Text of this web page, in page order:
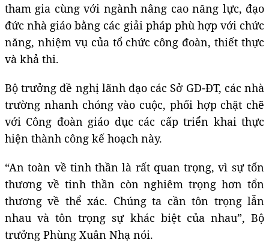
tham gia cùng với ngành nâng cao năng lực, đạo
đức nhà giáo bằng các giải pháp phù hợp với chức
năng, nhiệm vụ của tổ chức công đoàn, thiết thực
và khả thi.
Bộ trưởng đề nghị lãnh đạo các Sở GD-ĐT, các nhà
trường nhanh chóng vào cuộc, phối hợp chặt chẽ
với Công đoàn giáo dục các cấp triển khai thực
hiện thành công kế hoạch này.
“An toàn về tinh thần là rất quan trọng, vì sự tổn
thương về tinh thần còn nghiêm trọng hơn tổn
thương về thể xác. Chúng ta cần tôn trọng lẫn
nhau và tôn trọng sự khác biệt của nhau”, Bộ
trưởng Phùng Xuân Nhạ nói.